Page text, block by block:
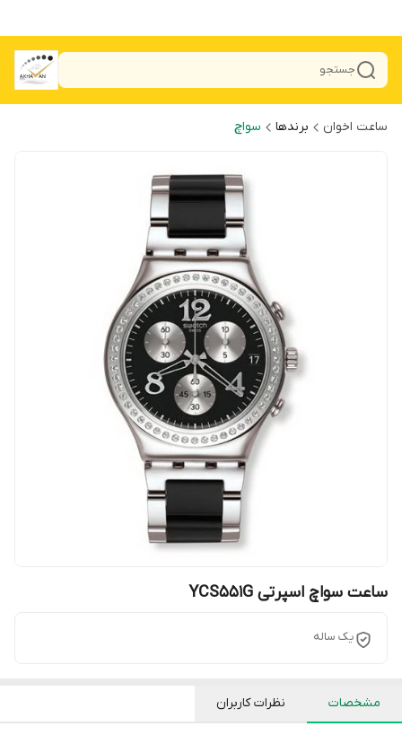
جستجو
ساعت اخوان برندها سواچ
ساعت سواچ اسپرتی YCS551G
یک ساله
مشخصات نظرات کاربران